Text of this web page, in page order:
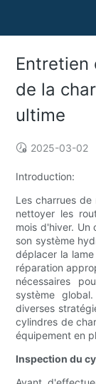
Entretien
de la
ultime
2025-03-02
Introduction:
Les charrues
nettoyer les
mois d'hiver. Un
son système
déplacer la
réparation
nécessaires
système
diverses
cylindres de
équipement en
Inspection du